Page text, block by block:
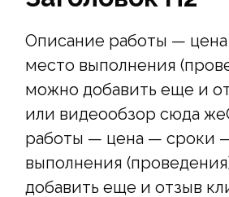
Описание работы —
место выполнения
можно добавить еще и
или видеообзор сюда
работы — цена — сроки
выполнения
добавить еще и отзыв